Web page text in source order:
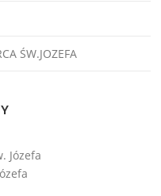
ŚW.JOZEFA
Józefa